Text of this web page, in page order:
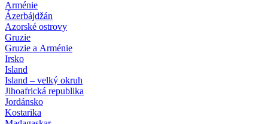
Arménie
Ázerbájdžán
Azorské ostrovy
Gruzie
Gruzie a Arménie
Irsko
Island
Island – velký okruh
Jihoafrická republika
Jordánsko
Kostarika